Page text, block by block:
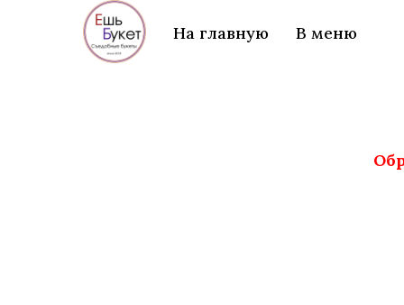
На главную В меню